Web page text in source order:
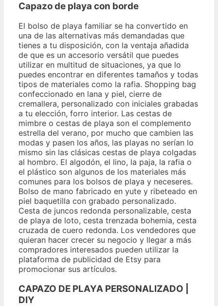
Capazo de playa con borde
El bolso de playa familiar se ha convertido en
una de las alternativas más demandadas que
tienes a tu disposición, con la ventaja añadida
de que es un accesorio versátil que puedes
utilizar en multitud de situaciones, ya que lo
puedes encontrar en diferentes tamaños y todas
tipos de materiales como la rafia. Shopping bag
confeccionado en lana y piel, cierre de
cremallera, personalizado con iniciales grabadas
a tu elección, forro interior. Las cestas de
mimbre o cestas de playa son el complemento
estrella del verano, por mucho que cambien las
modas y pasen los años, las playas no serían lo
mismo sin las clásicas cestas de playa colgadas
al hombro. El algodón, el lino, la paja, la rafia o
el plástico son algunos de los materiales más
comunes para los bolsos de playa y neceseres.
Bolso de mano fabricado en yute y ribeteado en
piel baquetilla con grabado personalizado.
Cesta de juncos redonda personalizable, cesta
de playa de loto, cesta trenzada bohemia, cesta
cruzada de cuero redonda. Los vendedores que
quieran hacer crecer su negocio y llegar a más
compradores interesados ​​pueden utilizar la
plataforma de publicidad de Etsy para
promocionar sus artículos.
CAPAZO DE PLAYA PERSONALIZADO |
DIY